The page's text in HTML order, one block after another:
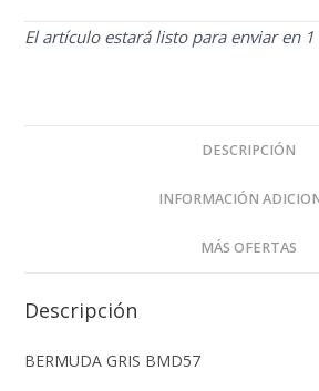
El artículo estará listo para enviar en
DESCRIPCIÓN
INFORMACIÓN
MÁS OFERTAS
Descripción
BERMUDA GRIS BMD57